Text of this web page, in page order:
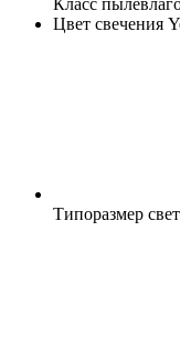
Цвет свечения
Типоразмер